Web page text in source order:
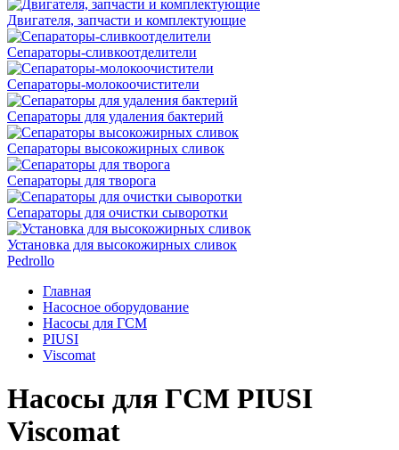
Двигателя, запчасти и комплектующие
Сепараторы-сливкоотделители
Сепараторы-молокоочистители
Сепараторы для удаления бактерий
Сепараторы высокожирных сливок
Сепараторы для творога
Сепараторы для очистки сыворотки
Установка для высокожирных сливок
Pedrollo
Главная
Насосное оборудование
Насосы для ГСМ
PIUSI
Viscomat
Насосы для ГСМ PIUSI
Viscomat